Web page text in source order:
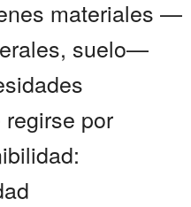
materiales —
suelo—
por